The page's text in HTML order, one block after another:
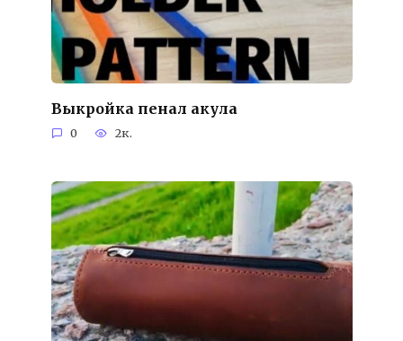
Выкройка пенал акула
0 2к.